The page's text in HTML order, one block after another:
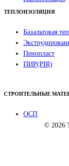
ТЕПЛОИЗОЛЯЦИЯ
Базальтовая
Пенопласт
ПИР(PIR)
СТРОИТЕЛЬНЫЕ
ОСП
© 2026